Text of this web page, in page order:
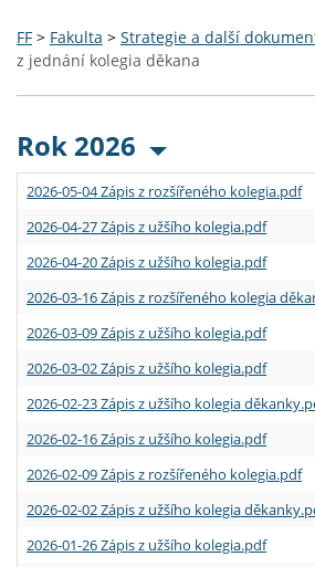
FF > Fakulta > Strategie a další
z jednání kolegia děkana
Rok 2026
2026-05-04 Zápis z rozšířeného kolegia.pdf
2026-04-27 Zápis z užšího kolegia.pdf
2026-04-20 Zápis z užšího kolegia.pdf
2026-03-16 Zápis z rozšířeného kolegia
2026-03-09 Zápis z užšího kolegia.pdf
2026-03-02 Zápis z užšího kolegia.pdf
2026-02-23 Zápis z užšího kolegia
2026-02-16 Zápis z užšího kolegia.pdf
2026-02-09 Zápis z rozšířeného kolegia.pdf
2026-02-02 Zápis z užšího kolegia
2026-01-26 Zápis z užšího kolegia.pdf